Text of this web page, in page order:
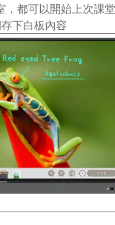
都可以開始上次課堂
下白板內容